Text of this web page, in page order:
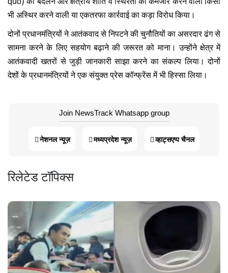
भी अस्थिर करने वाली या एकतरफा कार्रवाई का कड़ा विरोध किया ।
दोनों प्रधानमंत्रियों ने आतंकवाद से निपटने की चुनौतियों का असरदार ढंग से
सामना करने के लिए सहयोग बढ़ाने की जरूरत को माना। उन्होंने क्षेत्र में
आतंकवादी खतरों से जुड़ी जानकारी साझा करने का संकल्प लिया। दोनों
देशों के प्रधानमंत्रियों ने एक संयुक्त प्रेस कॉन्फ्रेंस में भी हिस्सा लिया।
Join NewsTrack Whatsapp group
नेशनल न्यूज़ मध्यप्रदेश न्यूज़ व्हाट्सएप्प चैनल
रिलेटेड टॉपिक्स